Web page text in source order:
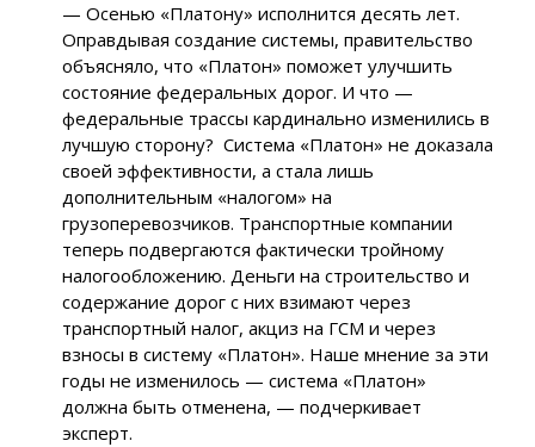
— Осенью «Платону» исполнится десять лет.
Оправдывая создание системы, правительство
объясняло, что «Платон» поможет улучшить
состояние федеральных дорог. И что —
федеральные трассы кардинально изменились в
лучшую сторону? Система «Платон» не доказала
своей эффективности, а стала лишь
дополнительным «налогом» на
грузоперевозчиков. Транспортные компании
теперь подвергаются фактически тройному
налогообложению. Деньги на строительство и
содержание дорог с них взимают через
транспортный налог, акциз на ГСМ и через
взносы в систему «Платон». Наше мнение за эти
годы не изменилось — система «Платон»
должна быть отменена, — подчеркивает
эксперт.